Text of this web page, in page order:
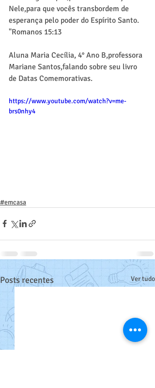
Nele,para que vocês transbordem de
esperança pelo poder do Espírito Santo.
"Romanos 15:13
Aluna Maria Cecília, 4° Ano B,professora
Mariane Santos,falando sobre seu livro
de Datas Comemorativas.
https://www.youtube.com/watch?v=me-
brs0nhy4
#emcasa
Posts recentes Ver tudo